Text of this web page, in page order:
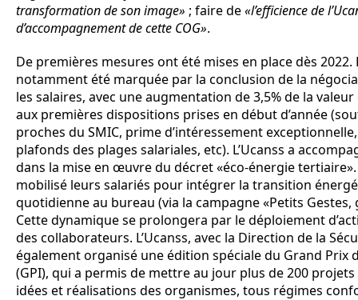
transformation de son image» ; faire de«l’efficience de
d’accompagnement de cette COG».
De premières mesures ont été mises en place dès 2022.
notamment été marquée par la conclusion de la
les salaires, avec une augmentation de 3,5% de la
aux premières dispositions prises en début d’année
proches du SMIC, prime d’intéressement
plafonds des plages salariales, etc). L’Ucanss a
dans la mise en œuvre du décret «éco-énergie tertiaire».
mobilisé leurs salariés pour intégrer la transition
quotidienne au bureau (via la campagne «Petits Gestes,
Cette dynamique se prolongera par le déploiement
des collaborateurs. L’Ucanss, avec la Direction de la
également organisé une édition spéciale du Grand Prix
(GPI), qui a permis de mettre au jour plus de 200
idées et réalisations des organismes, tous régimes